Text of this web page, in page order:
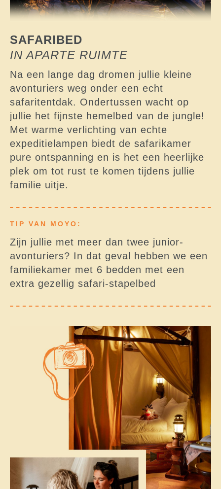
SAFARIBED
IN APARTE RUIMTE
Na een lange dag dromen jullie kleine
avonturiers weg onder een echt
safaritentdak. Ondertussen wacht op
jullie het fijnste hemelbed van de jungle!
Met warme verlichting van echte
expeditielampen biedt de safarikamer
pure ontspanning en is het een heerlijke
plek om tot rust te komen tijdens jullie
familie uitje.
TIP VAN MOYO:
Zijn jullie met meer dan twee junior-
avonturiers? In dat geval hebben we een
familiekamer met 6 bedden met een
extra gezellig safari-stapelbed